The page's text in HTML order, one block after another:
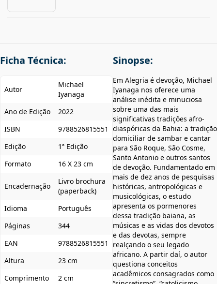
Ficha Técnica:
Autor
Michael
Iyanaga
Ano de Edição
2022
ISBN
9788526815551
Edição
1ª Edição
Formato
16 X 23 cm
Encadernação
Livro brochura
(paperback)
Idioma
Português
Páginas
344
EAN
9788526815551
Altura
23 cm
Comprimento
2 cm
Sinopse:
Em Alegria é devoção, Michael
Iyanaga nos oferece uma
análise inédita e minuciosa
sobre uma das mais
significativas tradições afro-
diaspóricas da Bahia: a tradição
domiciliar de sambar e cantar
para São Roque, São Cosme,
Santo Antonio e outros santos
de devoção. Fundamentado em
mais de dez anos de pesquisas
históricas, antropológicas e
musicológicas, o estudo
apresenta os pormenores
dessa tradição baiana, as
músicas e as vidas dos devotos
e das devotas, sempre
realçando o seu legado
africano. A partir daí, o autor
questiona conceitos
acadêmicos consagrados como